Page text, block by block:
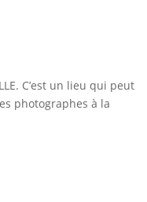
C’est un lieu qui peut
photographes à la